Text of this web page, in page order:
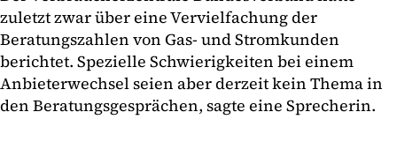
zuletzt zwar über eine Vervielfachung der
Beratungszahlen von Gas- und Stromkunden
berichtet. Spezielle Schwierigkeiten bei einem
Anbieterwechsel seien aber derzeit kein Thema in
den Beratungsgesprächen, sagte eine Sprecherin.